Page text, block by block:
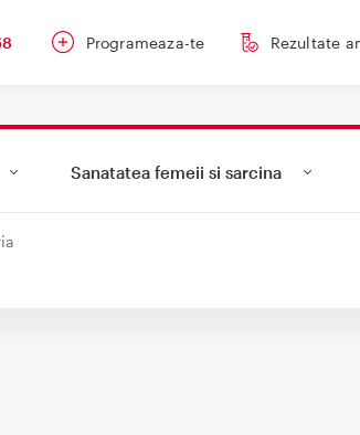
Programeaza-te Rezultate
Sanatatea femeii si sarcina